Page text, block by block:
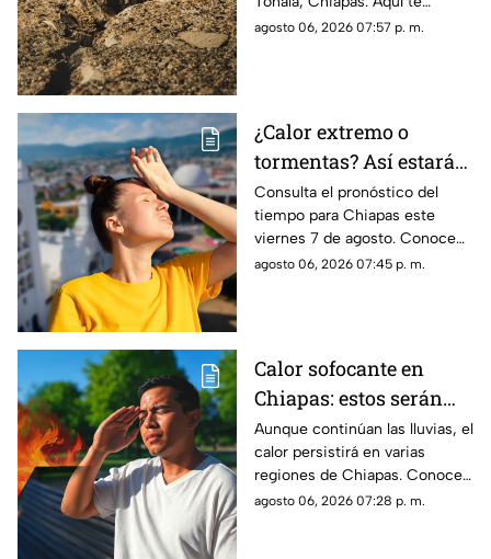
contamos todos los detalles
agosto 06, 2026 07:57 p. m.
¿Calor extremo o
tormentas? Así estará
el clima este viernes 7
de agosto en Chiapas
Consulta el pronóstico del
tiempo para Chiapas este
viernes 7 de agosto. Conoce
las regiones con probabilidad
agosto 06, 2026 07:45 p. m.
Calor sofocante en
Chiapas: estos serán
los municipios con las
temperaturas más altas
este viernes 7 de agosto
Aunque continúan las lluvias, el
calor persistirá en varias
regiones de Chiapas. Conoce
cuáles serán los municipios
agosto 06, 2026 07:28 p. m.